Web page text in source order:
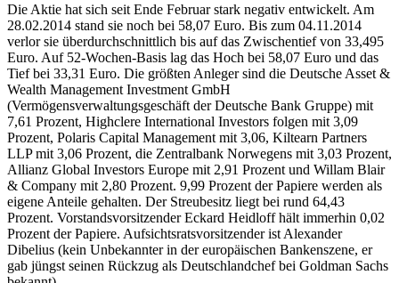
Die Aktie hat sich seit Ende Februar stark negativ entwickelt. Am
28.02.2014 stand sie noch bei 58,07 Euro. Bis zum 04.11.2014
verlor sie überdurchschnittlich bis auf das Zwischentief von 33,495
Euro. Auf 52-Wochen-Basis lag das Hoch bei 58,07 Euro und das
Tief bei 33,31 Euro. Die größten Anleger sind die Deutsche Asset &
Wealth Management Investment GmbH
(Vermögensverwaltungsgeschäft der Deutsche Bank Gruppe) mit
7,61 Prozent, Highclere International Investors folgen mit 3,09
Prozent, Polaris Capital Management mit 3,06, Kiltearn Partners
LLP mit 3,06 Prozent, die Zentralbank Norwegens mit 3,03 Prozent,
Allianz Global Investors Europe mit 2,91 Prozent und Willam Blair
& Company mit 2,80 Prozent. 9,99 Prozent der Papiere werden als
eigene Anteile gehalten. Der Streubesitz liegt bei rund 64,43
Prozent. Vorstandsvorsitzender Eckard Heidloff hält immerhin 0,02
Prozent der Papiere. Aufsichtsratsvorsitzender ist Alexander
Dibelius (kein Unbekannter in der europäischen Bankenszene, er
gab jüngst seinen Rückzug als Deutschlandchef bei Goldman Sachs